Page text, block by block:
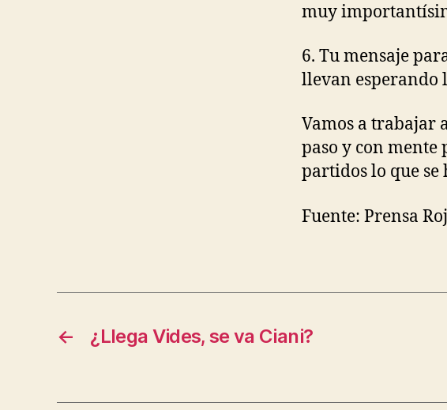
muy
6. Tu mensaje
llevan esperando
Vamos a trabajar
paso y con mente
partidos lo que se
Fuente: Prensa
← ¿Llega Vides, se va Ciani?